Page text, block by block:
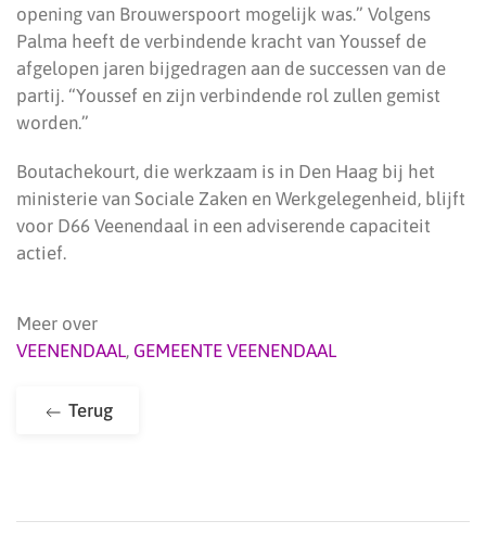
opening van Brouwerspoort mogelijk was.” Volgens
Palma heeft de verbindende kracht van Youssef de
afgelopen jaren bijgedragen aan de successen van de
partij. “Youssef en zijn verbindende rol zullen gemist
worden.”
Boutachekourt, die werkzaam is in Den Haag bij het
ministerie van Sociale Zaken en Werkgelegenheid, blijft
voor D66 Veenendaal in een adviserende capaciteit
actief.
Meer over
VEENENDAAL, GEMEENTE VEENENDAAL
Terug